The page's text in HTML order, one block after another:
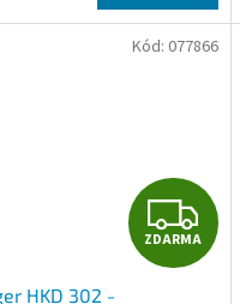
A
Z
D
ZDARMA
HKD 302 -
Kód: 077866